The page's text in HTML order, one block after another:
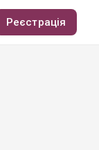
Реєстрація